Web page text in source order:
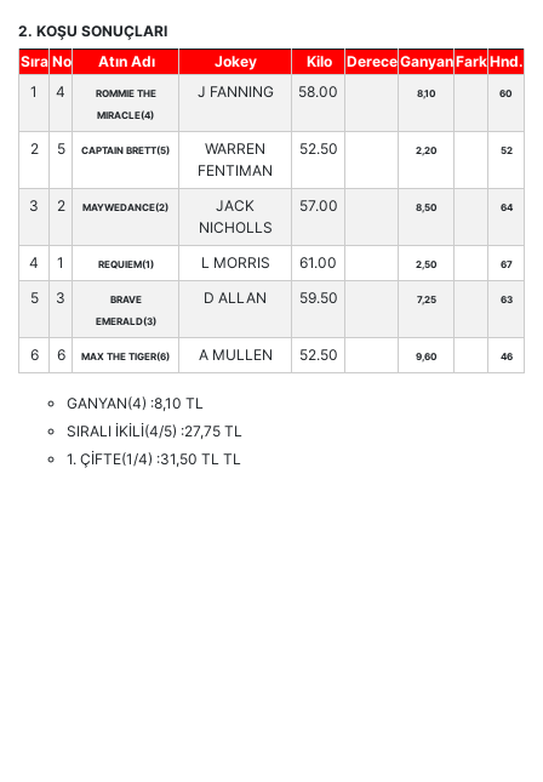
2. KOŞU SONUÇLARI
Sıra No Atın Adı Jokey Kilo DereceGanyanFarkHnd.
1
4
ROMMIE THE
MIRACLE(4)
J FANNING 58.00 8,10 60
2 5 CAPTAIN BRETT(5)
WARREN
FENTIMAN
52.50 2,20 52
3 2 MAYWEDANCE(2)
JACK
NICHOLLS
57.00 8,50 64
4 1 REQUIEM(1) L MORRIS 61.00 2,50 67
5 3
BRAVE
EMERALD(3)
D ALLAN 59.50 7,25 63
6 6 MAX THE TIGER(6) A MULLEN 52.50 9,60 46
GANYAN(4) :8,10 TL
SIRALI İKİLİ(4/5) :27,75 TL
1. ÇİFTE(1/4) :31,50 TL TL